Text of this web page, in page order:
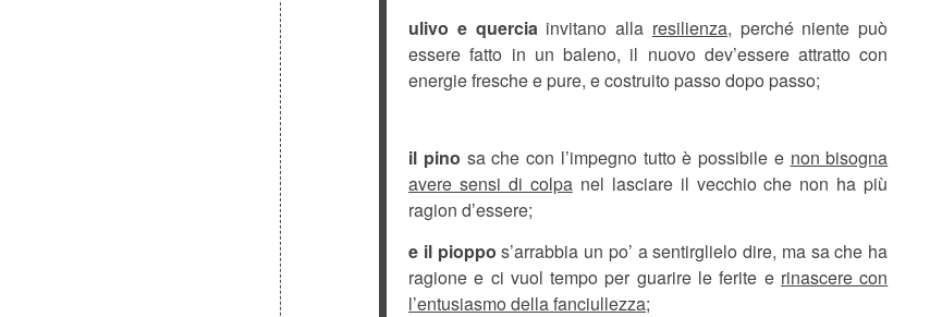
ulivo e querciainvitano alla resilienza, perché niente può
essere fatto in un baleno, il nuovo dev’essere attratto con
energie fresche e pure, e costruito passo dopo passo;
il pino sa che con l’impegno tutto è possibile e non bisogna
avere sensi di colpanel lasciare il vecchio che non ha più
ragion d’essere;
e il pioppo s’arrabbia un po’ a sentirglielo dire, ma sa che ha
ragione e ci vuol tempo per guarire le ferite e rinascere con
l’entusiasmo della fanciullezza;